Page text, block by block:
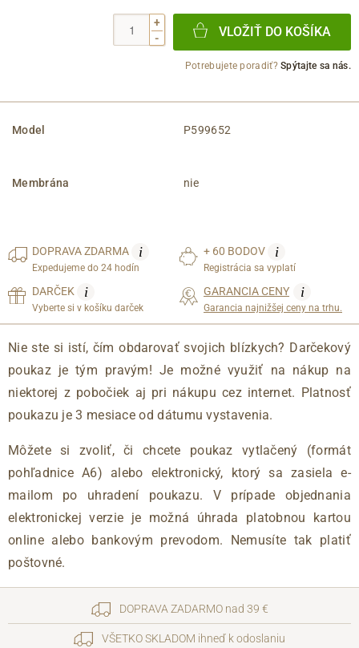
+
-
VLOŽIŤ DO KOŠÍKA
Potrebujete poradiť?Spýtajte sa nás.
Model P599652
Membrána nie
DOPRAVAZDARMA i
Expedujeme do 24 hodín
+ 60 BODOV i
Registrácia sa vyplatí
DARČEK i
Vyberte si v košíku darček
GARANCIA CENY i
Garancia najnižšej ceny na trhu.
Nie ste si istí, čím obdarovať svojich blízkych? Darčekový
poukaz je tým pravým! Je možné využiť na nákup na
niektorej z pobočiek aj pri nákupu cez internet. Platnosť
poukazu je 3 mesiace od dátumu vystavenia.
Môžete si zvoliť, či chcete poukaz vytlačený (formát
pohľadnice A6) alebo elektronický, ktorý sa zasiela e-
mailom po uhradení poukazu. V prípade objednania
elektronickej verzie je možná úhrada platobnou kartou
online alebo bankovým prevodom. Nemusíte tak platiť
poštovné.
DOPRAVA ZADARMO nad 39 €
VŠETKO SKLADOM ihneď k odoslaniu